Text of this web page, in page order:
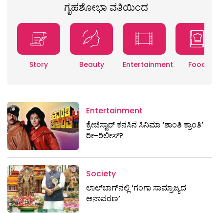
ಗೃಹಶೋಭಾ ವತಿಯಿಂದ
Story Beauty Entertainment Food
Entertainment
ಕ್ರೇಜಿಸ್ಟಾರ್ ಕನಸಿನ ಸಿನಿಮಾ ‘ಶಾಂತಿ ಕ್ರಾಂತಿ’
ರೀ-ರಿಲೀಸ್?
Society
ಲಾಲ್‌ಬಾಗ್‌ನಲ್ಲಿ ‘ಗಂಗಾ ಸಾಮ್ರಾಜ್ಯದ
ಅನಾವರಣ’